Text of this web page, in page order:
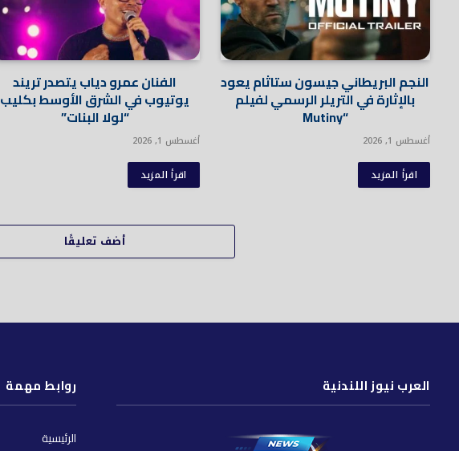
النجم البريطاني جيسون ستاثام يعود
بالإثارة في التريلر الرسمي لفيلم
“Mutiny
أغسطس 1, 2026
اقرأ المزيد
الفنان عمرو دياب يتصدر تريند
يوتيوب في الشرق الأوسط بكليب
“لولا البنات”
أغسطس 1, 2026
اقرأ المزيد
أضف تعليقًا
العرب نيوز اللندنية روابط مهمة
الرئيسية